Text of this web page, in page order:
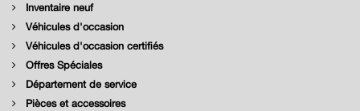
Inventaire neuf
Véhicules d'occasion
Véhicules d'occasion certifiés
Offres Spéciales
Département de service
Pièces et accessoires